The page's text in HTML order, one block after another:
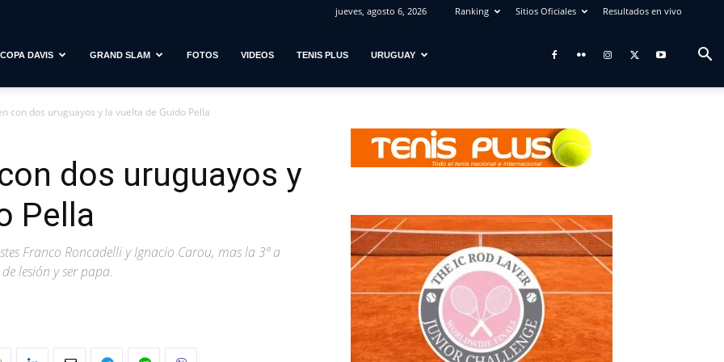
jueves, agosto 6, 2026 Ranking Sitios Oficiales Resultados en vivo
COPA DAVIS GRAND SLAM FOTOS VIDEOS TENIS PLUS URUGUAY
con dos uruguayos y la vuelta de Guido Pella
dos uruguayos y
Pella
Franco Roncadelli y Ignacio Carou, mas la 3ª a
lesión y ser papa.